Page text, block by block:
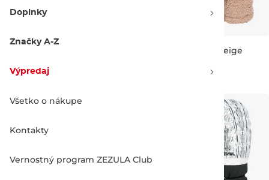
Doplnky
Značky A-Z
Výpredaj
Všetko o nákupe
Kontakty
Vernostný program ZEZULA Club
64.90 €80.90 €
Level I-Panda Mitt beige